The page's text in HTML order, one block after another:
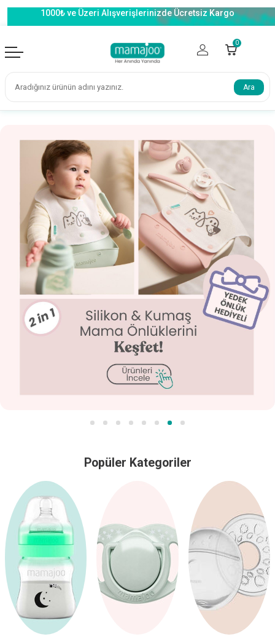
1000₺ ve Üzeri Alışverişlerinizde Ücretsiz Kargo
0
Ara
Popüler Kategoriler